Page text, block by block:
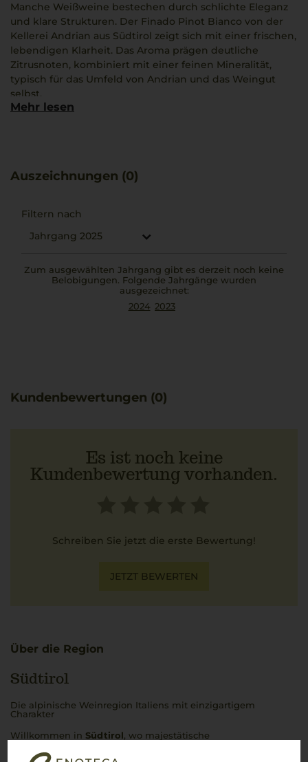
Manche Weißweine bestechen durch schlichte Eleganz
und klare Strukturen. Der Finado Pinot Bianco von der
Kellerei Andrian aus Südtirol zeigt sich mit einer frischen,
lebendigen Klarheit. Das Aroma prägen deutliche
Zitrusnoten, kombiniert mit einer feinen Mineralität,
typisch für das Umfeld von Andrian und das Weingut
selbst.
Am Gaumen entfaltet sich eine gut ausbalancierte
von Herkunft und präziser Verarbeitung, sodass der Wein
passt dieser Weißwein zu cremigem Pilzrisotto, das seine
Mehr lesen
Auszeichnungen (0)
Filtern nach
Jahrgang 2025
Zum ausgewählten Jahrgang gibt es derzeit noch keine
Belobigungen. Folgende Jahrgänge wurden
ausgezeichnet:
2024 2023
Kundenbewertungen (0)
Es ist noch keine
Kundenbewertung vorhanden.
Schreiben Sie jetzt die erste Bewertung!
JETZT BEWERTEN
Über die Region
Südtirol
Die alpinische Weinregion Italiens mit einzigartigem
Charakter
Willkommen in Südtirol, wo majestätische
der faszinierendsten Weinregionen des Landes bilden.